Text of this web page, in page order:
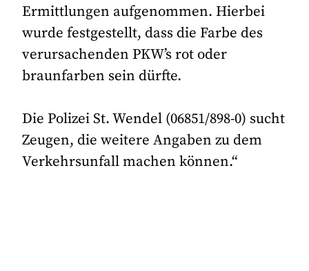
Ermittlungen aufgenommen. Hierbei
wurde festgestellt, dass die Farbe des
verursachenden PKW’s rot oder
braunfarben sein dürfte.
Die Polizei St. Wendel (06851/898-0) sucht
Zeugen, die weitere Angaben zu dem
Verkehrsunfall machen können.“